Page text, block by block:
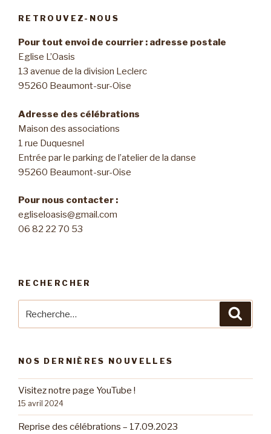
RETROUVEZ-NOUS
Pour tout envoi de courrier : adresse postale
Eglise L’Oasis
13 avenue de la division Leclerc
95260 Beaumont-sur-Oise
Adresse des célébrations
Maison des associations
1 rue Duquesnel
Entrée par le parking de l’atelier de la danse
95260 Beaumont-sur-Oise
Pour nous contacter :
egliseloasis@gmail.com
06 82 22 70 53
RECHERCHER
pour
NOS DERNIÈRES NOUVELLES
Visitez notre page YouTube !
15 avril 2024
Reprise des célébrations – 17.09.2023